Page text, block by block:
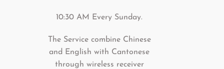
10:30 AM Every Sunday.
The Service combine Chinese
and English with Cantonese
through wireless receiver